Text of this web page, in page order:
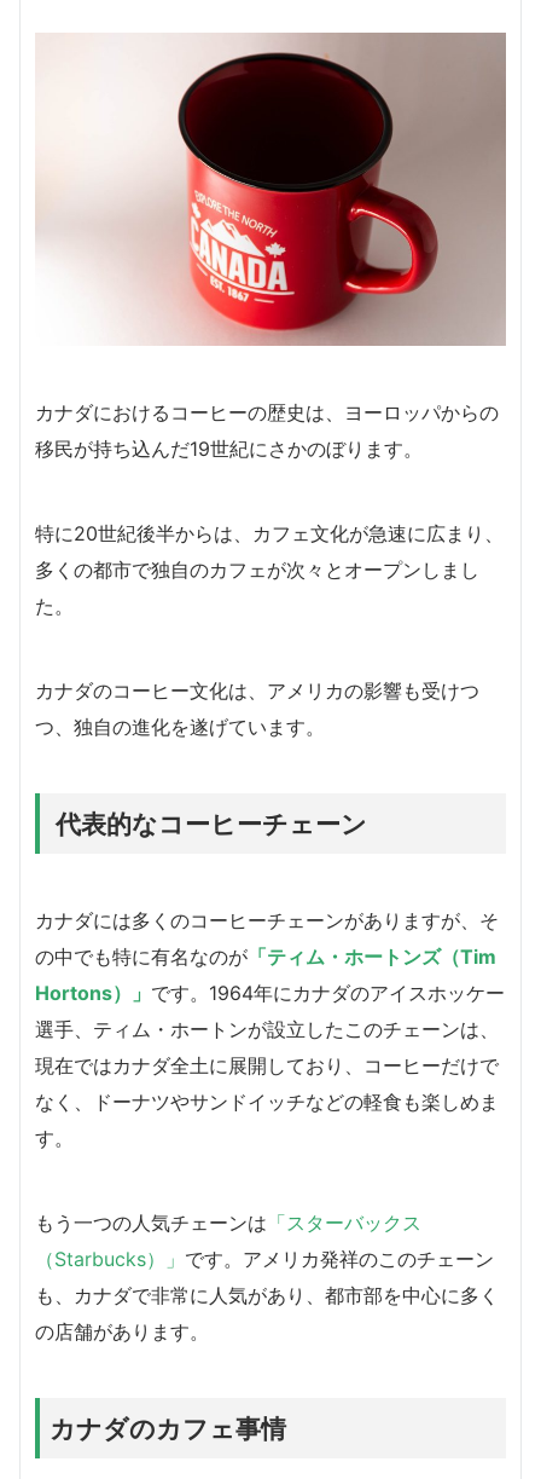
カナダにおけるコーヒーの歴史は、ヨーロッパからの
移民が持ち込んだ19世紀にさかのぼります。
特に20世紀後半からは、カフェ文化が急速に広まり、
多くの都市で独自のカフェが次々とオープンしまし
た。
カナダのコーヒー文化は、アメリカの影響も受けつ
つ、独自の進化を遂げています。
代表的なコーヒーチェーン
カナダには多くのコーヒーチェーンがありますが、そ
の中でも特に有名なのが 「ティム・ホートンズ（Tim
Hortons）」 です。1964年にカナダのアイスホッケー
選手、ティム・ホートンが設立したこのチェーンは、
現在ではカナダ全土に展開しており、コーヒーだけで
なく、ドーナツやサンドイッチなどの軽食も楽しめま
す。
もう一つの人気チェーンは 「スターバックス
（Starbucks）」 です。アメリカ発祥のこのチェーン
も、カナダで非常に人気があり、都市部を中心に多く
の店舗があります。
カナダのカフェ事情